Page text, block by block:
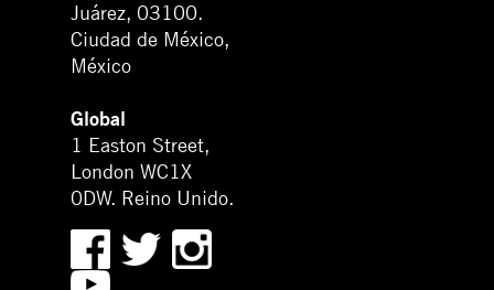
Juárez, 03100.
Ciudad de México,
México
Global
1 Easton Street,
London WC1X
0DW. Reino Unido.